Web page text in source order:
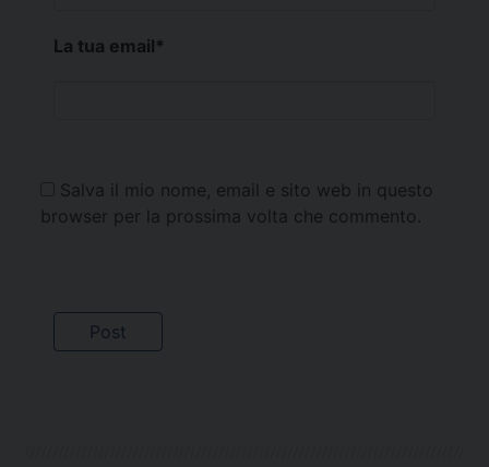
La tua email*
Salva il mio nome, email e sito web in questo
browser per la prossima volta che commento.